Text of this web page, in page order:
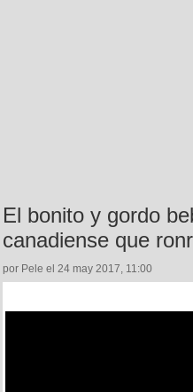
El bonito y gordo
canadiense que
por Pele el 24 may 2017, 11:00